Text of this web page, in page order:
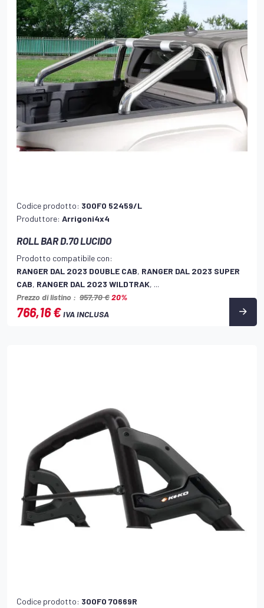
Codice prodotto: 300FO 52459/L
Produttore: Arrigoni4x4
ROLL BAR D.70 LUCIDO
Prodotto compatibile con:
RANGER DAL 2023 DOUBLE CAB, RANGER DAL 2023 SUPER
CAB, RANGER DAL 2023 WILDTRAK, ...
Prezzo di listino : 957,70 €20%
766,16 €IVA INCLUSA
Codice prodotto: 300FO 70669R